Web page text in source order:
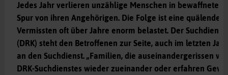
Jedes Jahr verlieren unzählige Menschen in
Spur von ihren Angehörigen. Die Folge ist eine quälende
Vermissten oft über Jahre enorm belastet. Der Suchdienst
(DRK) steht den Betroffenen zur Seite, auch im letzten
an den Suchdienst. „Familien, die auseinandergerissen
DRK-Suchdienstes wieder zueinander oder erfahren